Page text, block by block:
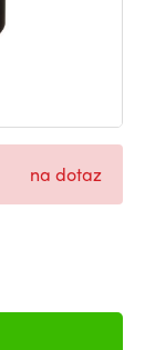
na dotaz